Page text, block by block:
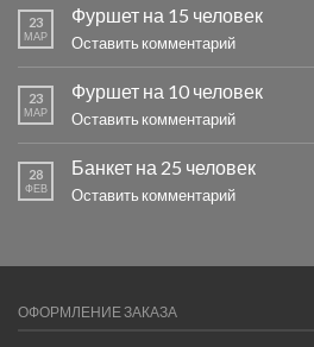
23
МАР
Фуршет на 15 человек
Оставить комментарий
23
МАР
Фуршет на 10 человек
Оставить комментарий
28
ФЕВ
Банкет на 25 человек
Оставить комментарий
ОФОРМЛЕНИЕ ЗАКАЗА